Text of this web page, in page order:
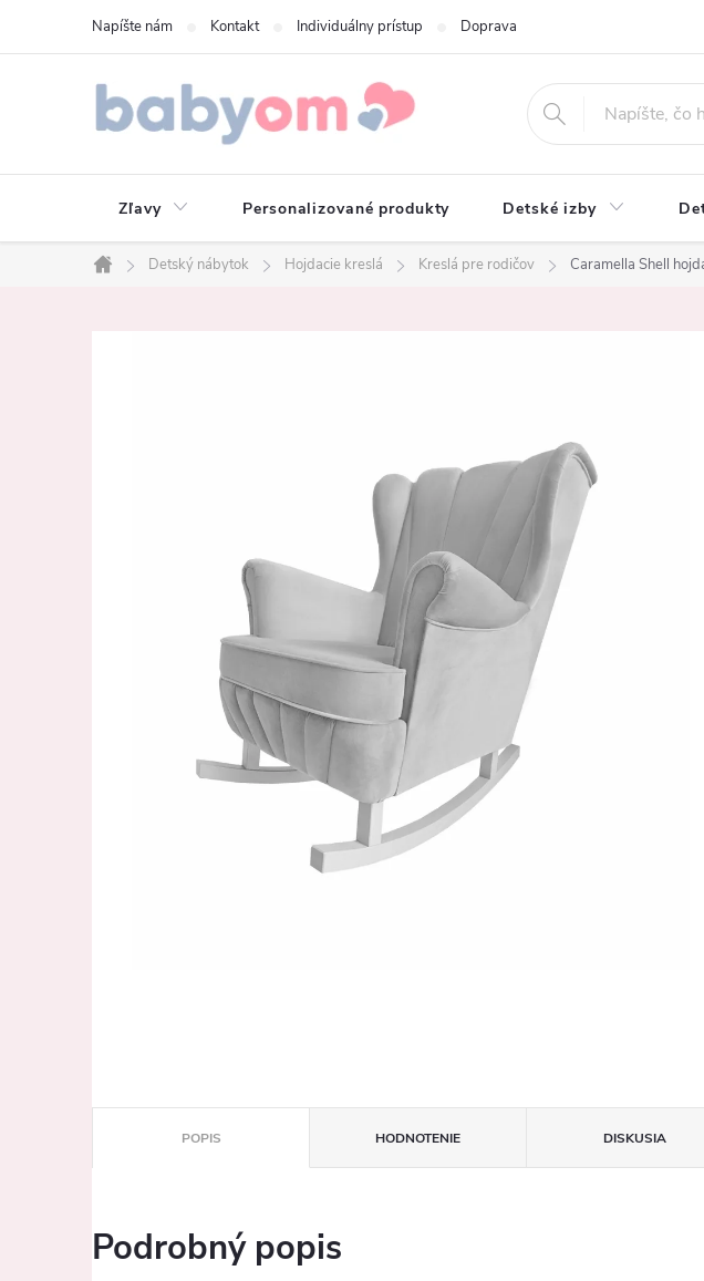
Napíšte nám Kontakt Individuálny prístup Doprava
Zľavy Personalizované produkty Detské izby
Domov
Detský nábytok Hojdacie kreslá Kreslá pre rodičov Caramella Shell
POPIS HODNOTENIE DISKUSIA
Podrobný popis